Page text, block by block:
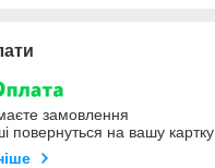
замовлення
повернуться на вашу картку